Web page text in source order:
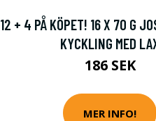
12 + 4 PÅ KÖPET! 16 X 70 G
KYCKLING MED
186 SEK
MER INFO!